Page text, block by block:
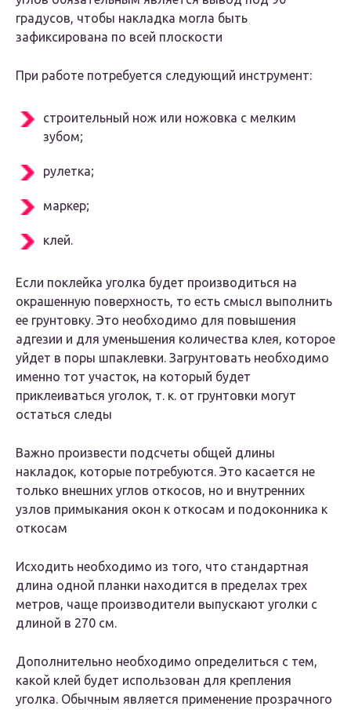
градусов, чтобы накладка могла быть
зафиксирована по всей плоскости
При работе потребуется следующий инструмент:
строительный нож или ножовка с мелким
зубом;
рулетка;
маркер;
клей.
Если поклейка уголка будет производиться на
окрашенную поверхность, то есть смысл выполнить
ее грунтовку. Это необходимо для повышения
адгезии и для уменьшения количества клея, которое
уйдет в поры шпаклевки. Загрунтовать необходимо
именно тот участок, на который будет
приклеиваться уголок, т. к. от грунтовки могут
остаться следы
Важно произвести подсчеты общей длины
накладок, которые потребуются. Это касается не
только внешних углов откосов, но и внутренних
узлов примыкания окон к откосам и подоконника к
откосам
Исходить необходимо из того, что стандартная
длина одной планки находится в пределах трех
метров, чаще производители выпускают уголки с
длиной в 270 см.
Дополнительно необходимо определиться с тем,
какой клей будет использован для крепления
уголка. Обычным является применение прозрачного